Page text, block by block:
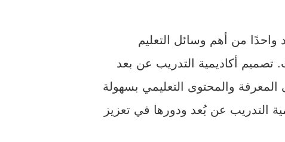
واحدًا من أهم وسائل التعليم
تصميم أكاديمية التدريب عن بعد
والمحتوى التعليمي بسهولة
التدريب عن بُعد ودورها في تعزيز